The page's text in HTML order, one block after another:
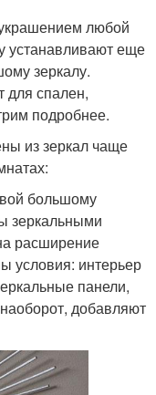
любой
устанавливают еще
зеркалу.
для спален,
подробнее.
из зеркал чаще
большому
зеркальными
расширение
условия: интерьер
панели,
добавляют